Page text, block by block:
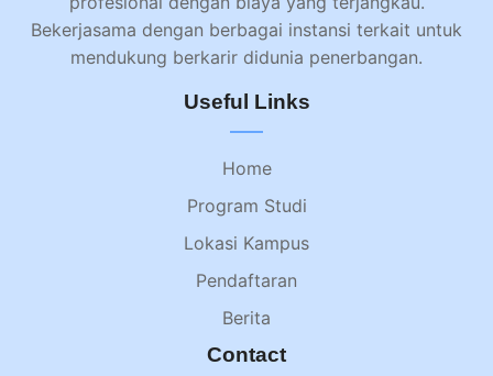
Bekerjasama dengan berbagai instansi terkait untuk
mendukung berkarir didunia penerbangan.
Useful Links
Home
Program Studi
Lokasi Kampus
Pendaftaran
Berita
Contact